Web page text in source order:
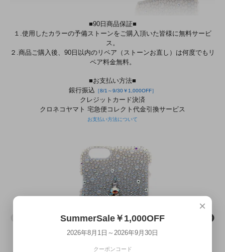
■90日商品保証■
１.使用したカラーの予備ストーンをご購入頂いた皆様に無料サービ
ス。
２.商品ご購入後、90日以内のリペア（ストーンお直し）は何度でもリ
ペア料金無料。
■お支払い方法■
銀行振込 ［8/1～9/30￥1,000OFF］
クレジットカード決済
クロネコヤマト 宅急便コレクト代金引換サービス
お支払い方法について
×
SummerSale￥1,000OFF
2026年8月1日～2026年9月30日
クーポンコード